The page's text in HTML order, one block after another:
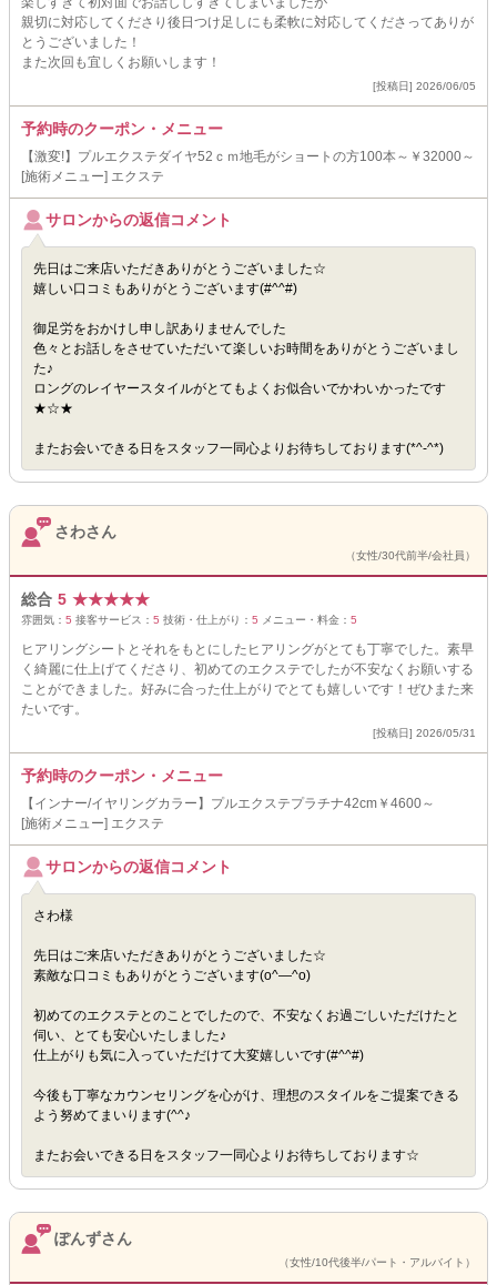
親切に対応してくださり後日つけ足しにも柔軟に対応してくださってありが
とうございました！
また次回も宜しくお願いします！
[投稿日] 2026/06/05
予約時のクーポン・メニュー
【激変!】プルエクステダイヤ52ｃｍ地毛がショートの方100本～￥32000～
[施術メニュー] エクステ
サロンからの返信コメント
先日はご来店いただきありがとうございました☆
嬉しい口コミもありがとうございます(#^^#)
御足労をおかけし申し訳ありませんでした
色々とお話しをさせていただいて楽しいお時間をありがとうございまし
た♪
ロングのレイヤースタイルがとてもよくお似合いでかわいかったです
★☆★
またお会いできる日をスタッフ一同心よりお待ちしております(*^-^*)
さわさん
（女性/30代前半/会社員）
総合 5 ★★★★★
雰囲気： 5 接客サービス： 5 技術・仕上がり： 5 メニュー・料金： 5
ヒアリングシートとそれをもとにしたヒアリングがとても丁寧でした。素早
く綺麗に仕上げてくださり、初めてのエクステでしたが不安なくお願いする
ことができました。好みに合った仕上がりでとても嬉しいです！ぜひまた来
たいです。
[投稿日] 2026/05/31
予約時のクーポン・メニュー
【インナー/イヤリングカラー】プルエクステプラチナ42cm￥4600～
[施術メニュー] エクステ
サロンからの返信コメント
さわ様
先日はご来店いただきありがとうございました☆
素敵な口コミもありがとうございます(o^―^o)
初めてのエクステとのことでしたので、不安なくお過ごしいただけたと
伺い、とても安心いたしました♪
仕上がりも気に入っていただけて大変嬉しいです(#^^#)
今後も丁寧なカウンセリングを心がけ、理想のスタイルをご提案できる
よう努めてまいります(^^♪
またお会いできる日をスタッフ一同心よりお待ちしております☆
ぽんずさん
（女性/10代後半/パート・アルバイト）